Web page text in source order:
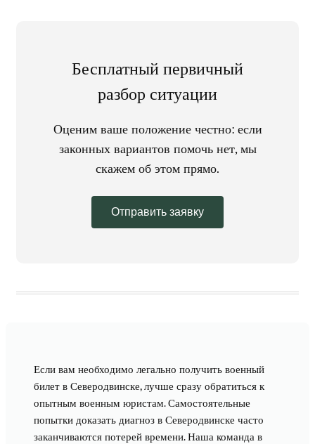
Бесплатный первичный
разбор ситуации
Оценим ваше положение честно: если
законных вариантов помочь нет, мы
скажем об этом прямо.
Отправить заявку
Если вам необходимо легально получить военный
билет в Северодвинске, лучше сразу обратиться к
опытным военным юристам. Самостоятельные
попытки доказать диагноз в Северодвинске часто
заканчиваются потерей времени. Наша команда в